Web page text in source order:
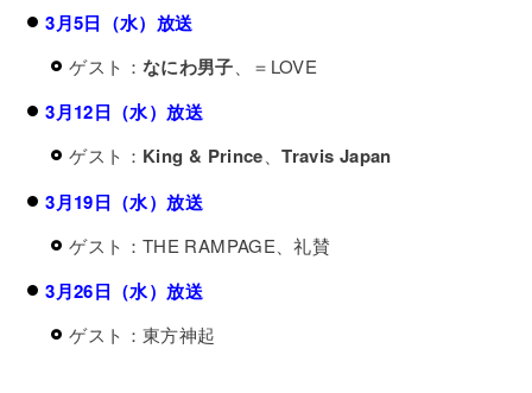
3月5日（水）放送
ゲスト： なにわ男子 、＝LOVE
3月12日（水）放送
ゲスト： King & Prince 、Travis Japan
3月19日（水）放送
ゲスト：THE RAMPAGE、礼賛
3月26日（水）放送
ゲスト：東方神起